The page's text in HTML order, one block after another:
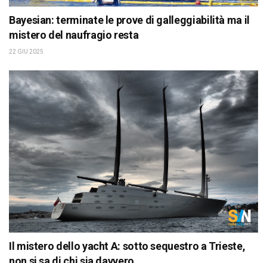
Bayesian: terminate le prove di galleggiabilità ma il
mistero del naufragio resta
22 GIU 2025
Il mistero dello yacht A: sotto sequestro a Trieste,